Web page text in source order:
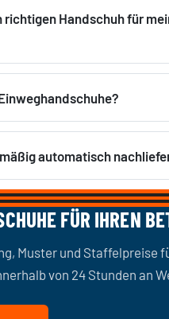
richtigen Handschuh für
automatisch
FÜR IHREN
Muster und Staffelpreise
von 24 Stunden an